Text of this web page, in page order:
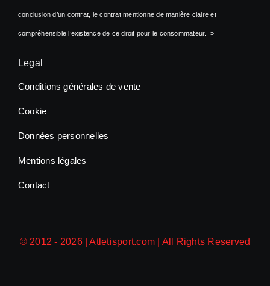
conclusion d’un contrat, le contrat mentionne de manière claire et
compréhensible l’existence de ce droit pour le consommateur. »
Legal
Conditions générales de vente
Cookie
Données personnelles
Mentions légales
Contact
© 2012 - 2026 |Atletisport.com | All Rights Reserved